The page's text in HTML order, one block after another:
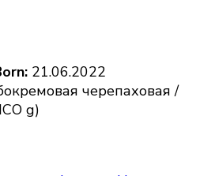
21.06.2022
черепаховая /
g)